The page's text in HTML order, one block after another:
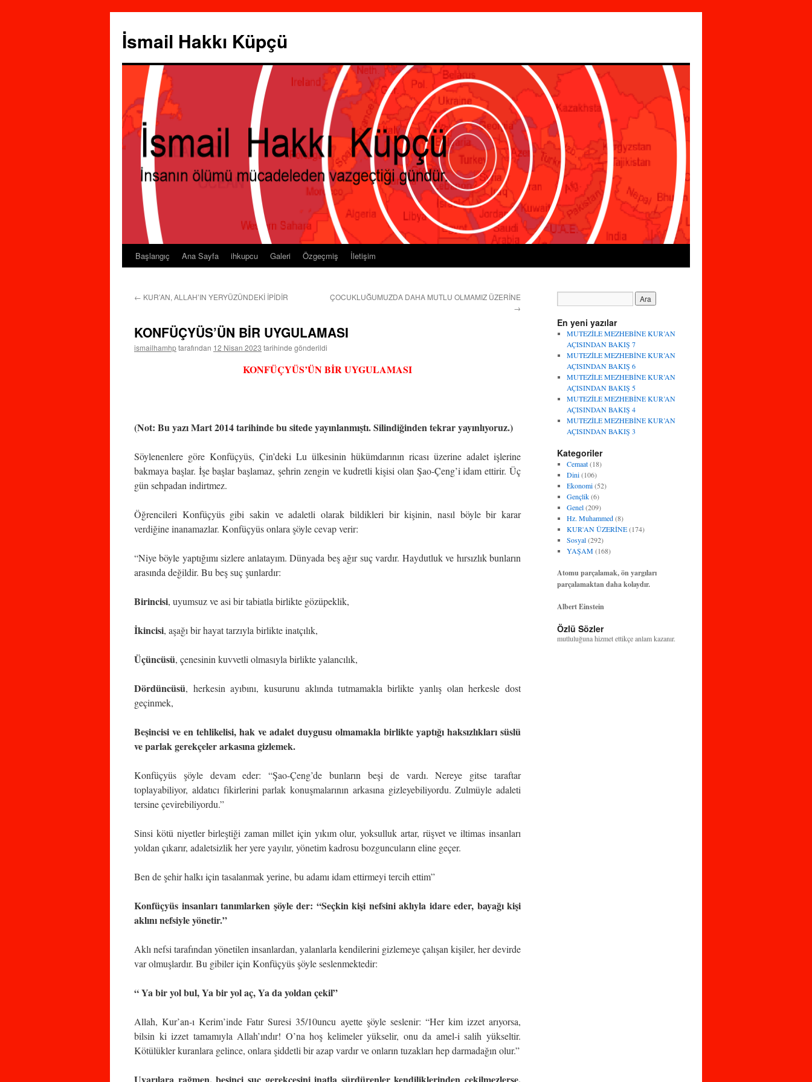
İsmail Hakkı Küpçü
Başlangıç Ana Sayfa ihkupcu Galeri Özgeçmiş İletişim
← KUR’AN, ALLAH’IN YERYÜZÜNDEKİ İPİDİR
ÇOCUKLUĞUMUZDA DAHA MUTLU OLMAMIZ ÜZERİNE
→
KONFÜÇYÜS’ÜN BİR UYGULAMASI
ismailhamhptarafından 12 Nisan 2023 tarihinde gönderildi
KONFÜÇYÜS’ÜN BİR UYGULAMASI
(Not: Bu yazı Mart 2014 tarihinde bu sitede yayınlanmıştı. Silindiğinden tekrar yayınlıyoruz.)
Söylenenlere göre Konfüçyüs, Çin’deki Lu ülkesinin hükümdarının ricası üzerine adalet işlerine
bakmaya başlar. İşe başlar başlamaz, şehrin zengin ve kudretli kişisi olan Şao-Çeng’i idam ettirir. Üç
gün sehpadan indirtmez.
Öğrencileri Konfüçyüs gibi sakin ve adaletli olarak bildikleri bir kişinin, nasıl böyle bir karar
verdiğine inanamazlar. Konfüçyüs onlara şöyle cevap verir:
“Niye böyle yaptığımı sizlere anlatayım. Dünyada beş ağır suç vardır. Haydutluk ve hırsızlık bunların
arasında değildir. Bu beş suç şunlardır:
Birincisi, uyumsuz ve asi bir tabiatla birlikte gözüpeklik,
İkincisi, aşağı bir hayat tarzıyla birlikte inatçılık,
Üçüncüsü, çenesinin kuvvetli olmasıyla birlikte yalancılık,
Dördüncüsü, herkesin ayıbını, kusurunu aklında tutmamakla birlikte yanlış olan herkesle dost
geçinmek,
Beşincisi ve en tehlikelisi, hak ve adalet duygusu olmamakla birlikte yaptığı haksızlıkları süslü
ve parlak gerekçeler arkasına gizlemek.
Konfüçyüs şöyle devam eder: “Şao-Çeng’de bunların beşi de vardı. Nereye gitse taraftar
toplayabiliyor, aldatıcı fikirlerini parlak konuşmalarının arkasına gizleyebiliyordu. Zulmüyle adaleti
tersine çevirebiliyordu.”
Sinsi kötü niyetler birleştiği zaman millet için yıkım olur, yoksulluk artar, rüşvet ve iltimas insanları
yoldan çıkarır, adaletsizlik her yere yayılır, yönetim kadrosu bozguncuların eline geçer.
Ben de şehir halkı için tasalanmak yerine, bu adamı idam ettirmeyi tercih ettim”
Konfüçyüs insanları tanımlarken şöyle der: “Seçkin kişi nefsini aklıyla idare eder, bayağı kişi
aklını nefsiyle yönetir.”
Aklı nefsi tarafından yönetilen insanlardan, yalanlarla kendilerini gizlemeye çalışan kişiler, her devirde
var olmuşlardır. Bu gibiler için Konfüçyüs şöyle seslenmektedir:
“ Ya bir yol bul, Ya bir yol aç, Ya da yoldan çekil”
Allah, Kur’an-ı Kerim’inde Fatır Suresi 35/10uncu ayette şöyle seslenir: “Her kim izzet arıyorsa,
bilsin ki izzet tamamıyla Allah’ındır! O’na hoş kelimeler yükselir, onu da amel-i salih yükseltir.
Kötülükler kuranlara gelince, onlara şiddetli bir azap vardır ve onların tuzakları hep darmadağın olur.”
En yeni yazılar
MUTEZİLE MEZHEBİNE KUR’AN
AÇISINDAN BAKIŞ 7
MUTEZİLE MEZHEBİNE KUR’AN
AÇISINDAN BAKIŞ 6
MUTEZİLE MEZHEBİNE KUR’AN
AÇISINDAN BAKIŞ 5
MUTEZİLE MEZHEBİNE KUR’AN
AÇISINDAN BAKIŞ 4
MUTEZİLE MEZHEBİNE KUR’AN
AÇISINDAN BAKIŞ 3
Kategoriler
Cemaat(18)
Dini(106)
Ekonomi(52)
Gençlik(6)
Genel(209)
Hz. Muhammed(8)
KUR'AN ÜZERİNE(174)
Sosyal(292)
YAŞAM(168)
Atomu parçalamak, ön yargıları
parçalamaktan daha kolaydır.
Albert Einstein
Özlü Sözler
mutluluğuna hizmet ettikçe anlam kazanır.